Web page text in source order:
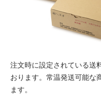
注文時に設定されている送
おります。常温発送可能な
ます。